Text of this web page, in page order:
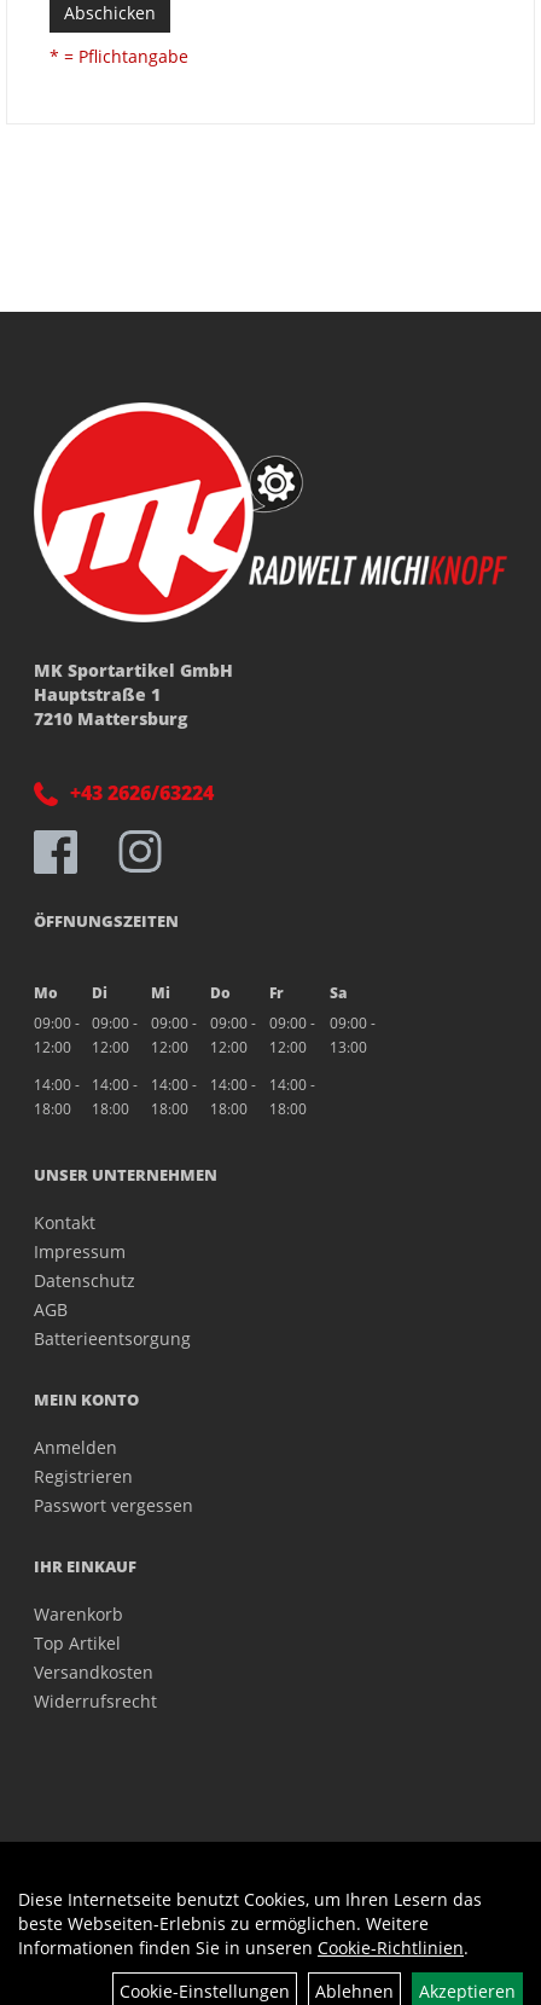
Abschicken
* = Pflichtangabe
MK Sportartikel GmbH
Hauptstraße 1
7210 Mattersburg
+43 2626/63224
ÖFFNUNGSZEITEN
Mo Di Mi Do Fr
Sa
09:00 -
12:00
09:00 -
12:00
09:00 -
12:00
09:00 -
12:00
09:00 -
12:00
09:00 -
13:00
14:00 -
18:00
14:00 -
18:00
14:00 -
18:00
14:00 -
18:00
14:00 -
18:00
UNSER UNTERNEHMEN
Kontakt
Impressum
Datenschutz
AGB
Batterieentsorgung
MEIN KONTO
Anmelden
Registrieren
Passwort vergessen
IHR EINKAUF
Warenkorb
Top Artikel
Versandkosten
Widerrufsrecht
Diese Internetseite benutzt Cookies, um Ihren Lesern das
beste Webseiten-Erlebnis zu ermöglichen. Weitere
Informationen finden Sie in unseren Cookie-Richtlinien.
Cookie-Einstellungen
Ablehnen Akzeptieren
Auftrag widerrufen